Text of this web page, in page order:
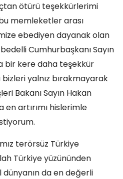
ötürü teşekkürlerimi
memleketler arası
ebediyen dayanak olan
Cumhurbaşkanı Sayın
bir kere daha teşekkür
yalnız bırakmayarak
Bakanı Sayın Hakan
en artırımı hislerimle
terörsüz Türkiye
Türkiye yüzününden
da en değerli